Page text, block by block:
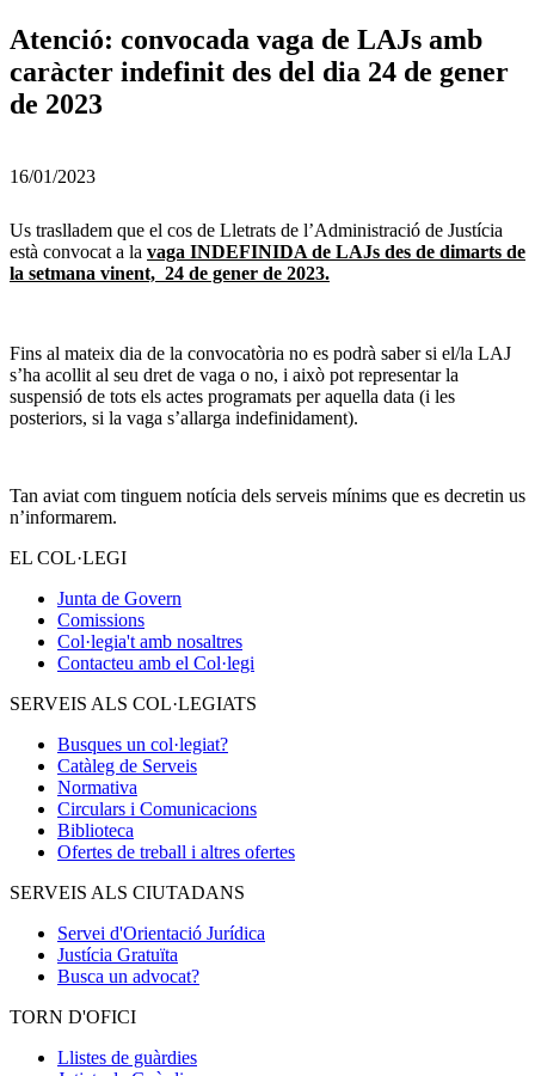
Atenció: convocada vaga de LAJs amb
caràcter indefinit des del dia 24 de gener
de 2023
16/01/2023
Us traslladem que el cos de Lletrats de l’Administració de Justícia
està convocat a la vaga INDEFINIDA de LAJs des de dimarts de
la setmana vinent, 24 de gener de 2023.
Fins al mateix dia de la convocatòria no es podrà saber si el/la LAJ
s’ha acollit al seu dret de vaga o no, i això pot representar la
suspensió de tots els actes programats per aquella data (i les
posteriors, si la vaga s’allarga indefinidament).
Tan aviat com tinguem notícia dels serveis mínims que es decretin us
n’informarem.
EL COL·LEGI
Junta de Govern
Comissions
Col·legia't amb nosaltres
Contacteu amb el Col·legi
SERVEIS ALS COL·LEGIATS
Busques un col·legiat?
Catàleg de Serveis
Normativa
Circulars i Comunicacions
Biblioteca
Ofertes de treball i altres ofertes
SERVEIS ALS CIUTADANS
Servei d'Orientació Jurídica
Justícia Gratuïta
Busca un advocat?
TORN D'OFICI
Llistes de guàrdies